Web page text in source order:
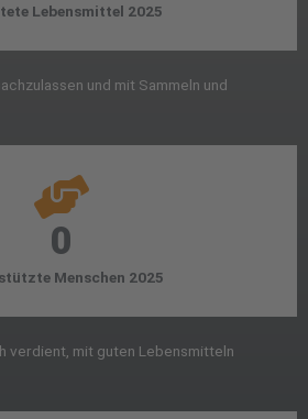
Lebensmittel 2025
und mit Sammeln und
0
Menschen 2025
verdient, mit guten Lebensmitteln